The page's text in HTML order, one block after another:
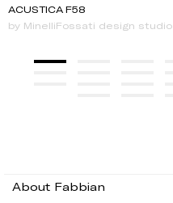
ACUSTICA F58
by MinelliFossati design studio
About Fabbian